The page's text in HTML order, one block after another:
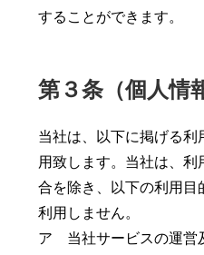
することができます。
第３条（個人情
当社は、以下に掲げる利
用致します。当社は、
合を除き、以下の利用目
利用しません。
ア 当社サービスの運営